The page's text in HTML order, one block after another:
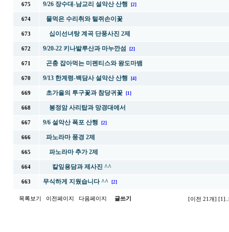
675 9/26 장수대-남교리 설악산 산행 [2]
674 물먹은 수리취와 털쥐손이꽃
673 십이선녀탕 계곡 단풍사진 2제
672 9/20-22 키나발루산과 마누깐섬 [2]
671 곤충 잡아먹는 미펜티스와 왕도마뱀
670 9/13 한계령-백담사 설악산 산행 [4]
669 초가을의 투구꽃과 참당귀꽃 [1]
668 봉정암 사리탑과 망경대에서
667 9/6 설악산 폭포 산행 [2]
666 파노라마 풍경 2제
665 파노라마 추가 2제
664 칼잎용담과 제사진 ^^
663 무식하게 지웠습니다 ^^ [2]
목록보기 이전페이지 다음페이지 글쓰기 [이전 21개] [1]